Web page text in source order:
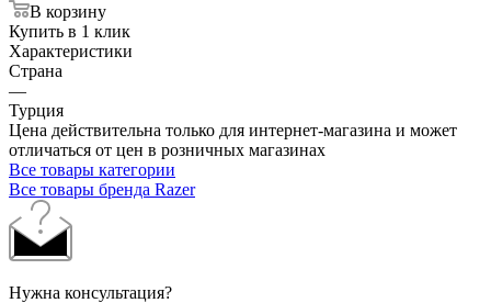
В корзину
Купить в 1 клик
Характеристики
Страна
—
Турция
Цена действительна только для интернет-магазина и может
отличаться от цен в розничных магазинах
Все товары категории
Все товары бренда Razer
Нужна консультация?